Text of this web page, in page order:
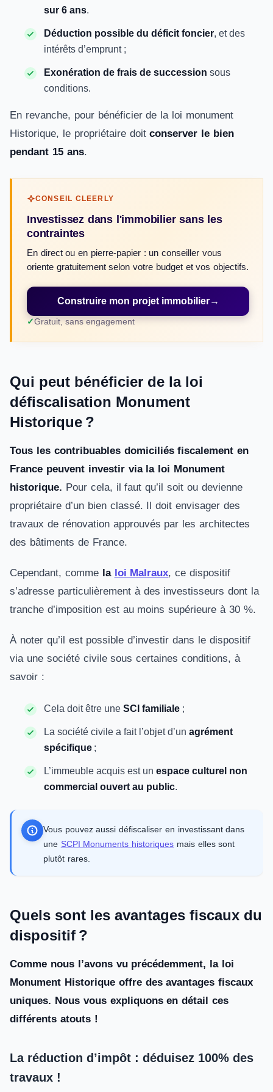
sur 6 ans.
Déduction possible du déficit foncier, et des
intérêts d’emprunt ;
Exonération de frais de succession sous
conditions.
En revanche, pour bénéficier de la loi monument
Historique, le propriétaire doitconserver le bien
pendant 15 ans.
CONSEIL CLEERLY
Investissez dans l'immobilier sans les
contraintes
En direct ou en pierre-papier : un conseiller vous
oriente gratuitement selon votre budget et vos objectifs.
Construire mon projet immobilier→
Gratuit, sans engagement
Qui peut bénéficier de la loi
défiscalisation Monument
Historique ?
Tous les contribuables domiciliés fiscalement en
France peuvent investir via la loi Monument
historique. Pour cela, il faut qu’il soit ou devienne
propriétaire d’un bien classé. Il doit envisager des
travaux de rénovation approuvés par les architectes
des bâtiments de France.
Cependant, comme la loi Malraux, ce dispositif
s’adresse particulièrement à des investisseurs dont la
tranche d’imposition est au moins supérieure à 30 %.
À noter qu’il est possible d’investir dans le dispositif
via une société civile sous certaines conditions, à
savoir :
Cela doit être une SCI familiale ;
La société civile a fait l’objet d’un agrément
spécifique ;
L’immeuble acquis est un espace culturel non
commercial ouvert au public.
Vous pouvez aussi défiscaliser en investissant dans
une SCPI Monuments historiques mais elles sont
plutôt rares.
Quels sont les avantages fiscaux du
dispositif ?
Comme nous l’avons vu précédemment, la loi
Monument Historique offre des avantages fiscaux
uniques. Nous vous expliquons en détail ces
différents atouts !
La réduction d’impôt : déduisez 100% des
travaux !